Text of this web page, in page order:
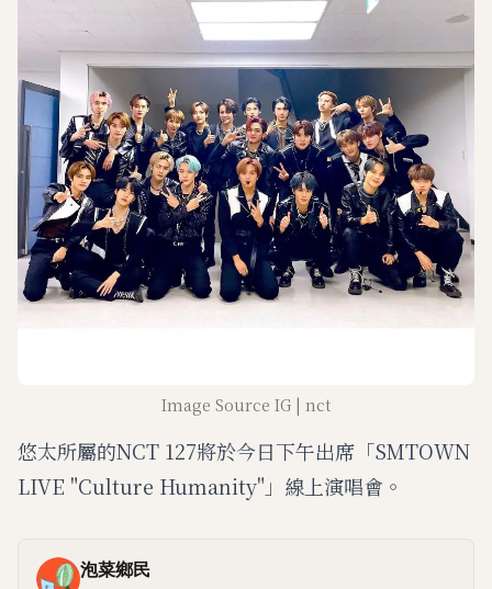
Image Source IG | nct
悠太所屬的NCT 127將於今日下午出席「SMTOWN
LIVE "Culture Humanity"」線上演唱會。
泡菜鄉民